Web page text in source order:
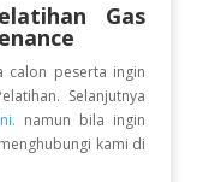
Gas
calon peserta ingin
Selanjutnya
namun bila ingin
kami di